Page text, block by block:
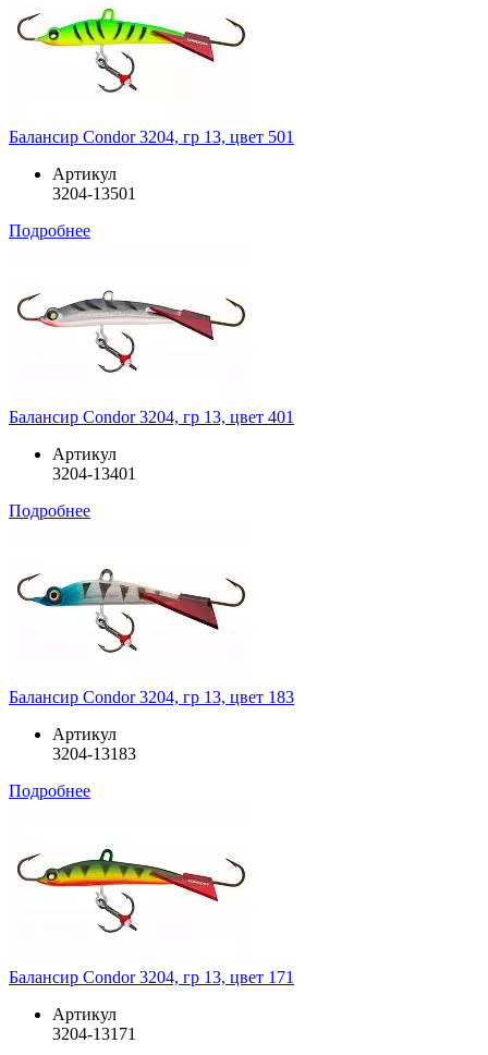
Балансир Condor 3204, гр 13, цвет 501
Артикул
3204-13501
Подробнее
Балансир Condor 3204, гр 13, цвет 401
Артикул
3204-13401
Подробнее
Балансир Condor 3204, гр 13, цвет 183
Артикул
3204-13183
Подробнее
Балансир Condor 3204, гр 13, цвет 171
Артикул
3204-13171